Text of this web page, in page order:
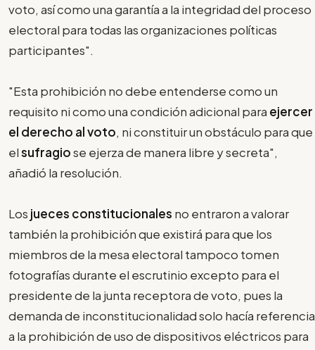
voto, así como una garantía a la integridad del proceso
electoral para todas las organizaciones políticas
participantes".
"Esta prohibición no debe entenderse como un
requisito ni como una condición adicional para ejercer
el derecho al voto, ni constituir un obstáculo para que
elsufragiose ejerza de manera libre y secreta",
añadió la resolución.
Los jueces constitucionales no entraron a valorar
también la prohibición que existirá para que los
miembros de la mesa electoral tampoco tomen
fotografías durante el escrutinio excepto para el
presidente de la junta receptora de voto, pues la
demanda de inconstitucionalidad solo hacía referencia
a la prohibición de uso de dispositivos eléctricos para